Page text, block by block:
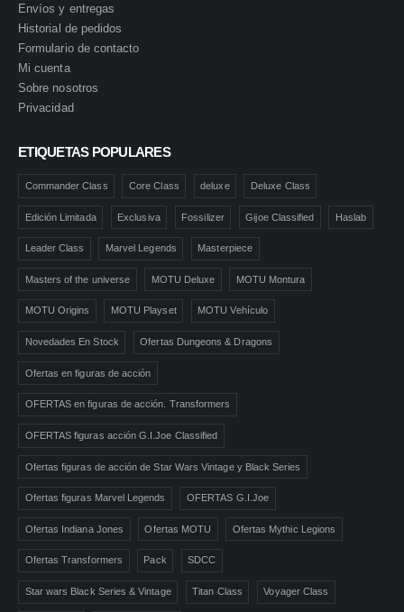
Envíos y entregas
Historial de pedidos
Formulario de contacto
Mi cuenta
Sobre nosotros
Privacidad
ETIQUETAS POPULARES
Commander Class Core Class deluxe Deluxe Class
Edición Limitada Exclusiva Fossilizer Gijoe Classified Haslab
Leader Class Marvel Legends Masterpiece
Masters of the universe MOTU Deluxe MOTU Montura
MOTU Origins MOTU Playset MOTU Vehículo
Novedades En Stock Ofertas Dungeons & Dragons
Ofertas en figuras de acción
OFERTAS en figuras de acción. Transformers
OFERTAS figuras acción G.I.Joe Classified
Ofertas figuras de acción de Star Wars Vintage y Black Series
Ofertas figuras Marvel Legends OFERTAS G.I.Joe
Ofertas Indiana Jones Ofertas MOTU Ofertas Mythic Legions
Ofertas Transformers Pack SDCC
Star wars Black Series & Vintage Titan Class Voyager Class